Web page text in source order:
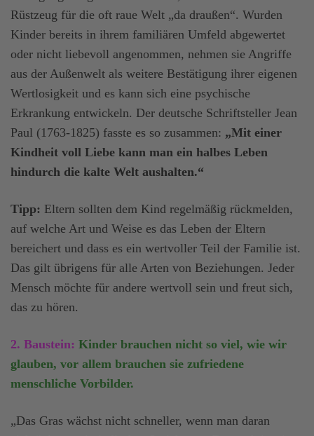
Rüstzeug für die oft raue Welt „da draußen“. Wurden
Kinder bereits in ihrem familiären Umfeld abgewertet
oder nicht liebevoll angenommen, nehmen sie Angriffe
aus der Außenwelt als weitere Bestätigung ihrer eigenen
Wertlosigkeit und es kann sich eine psychische
Erkrankung entwickeln. Der deutsche Schriftsteller Jean
Paul (1763-1825) fasste es so zusammen: „Mit einer
Kindheit voll Liebe kann man ein halbes Leben
hindurch die kalte Welt aushalten.“
Tipp: Eltern sollten dem Kind regelmäßig rückmelden,
auf welche Art und Weise es das Leben der Eltern
bereichert und dass es ein wertvoller Teil der Familie ist.
Das gilt übrigens für alle Arten von Beziehungen. Jeder
Mensch möchte für andere wertvoll sein und freut sich,
das zu hören.
2. Baustein: Kinder brauchen nicht so viel, wie wir
glauben, vor allem brauchen sie zufriedene
menschliche Vorbilder.
„Das Gras wächst nicht schneller, wenn man daran